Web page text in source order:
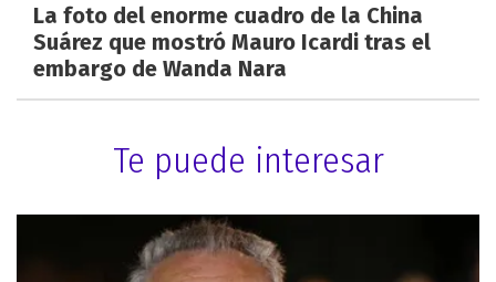
La foto del enorme cuadro de la China
Suárez que mostró Mauro Icardi tras el
embargo de Wanda Nara
Te puede interesar